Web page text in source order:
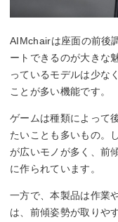
AIMchairは座面の前後
ートできるのが大きな
っているモデルは少な
ことが多い機能です。
ゲームは種類によって
たいことも多いもの。
が広いモノが多く、前
に作られています。
一方で、本製品は作業
は、前傾姿勢が取りや